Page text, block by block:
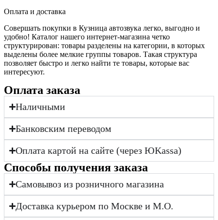
Оплата и доставка
Совершать покупки в Кузница автозвука легко, выгодно и
удобно! Каталог нашего интернет-магазина четко
структурирован: товары разделены на категории, в которых
выделены более мелкие группы товаров. Такая структура
позволяет быстро и легко найти те товары, которые вас
интересуют.
Оплата заказа
Наличными
Банковским переводом
Оплата картой на сайте (через ЮKassa)
Cпособы получения заказа
Самовывоз из розничного магазина
Доставка курьером по Москве и М.О.